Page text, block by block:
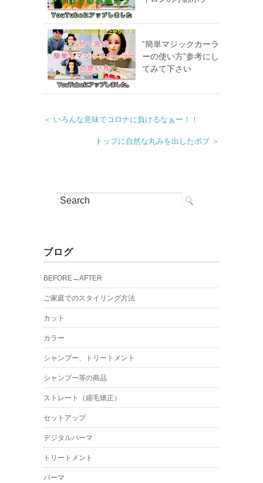
”簡単マジックカーラ
ーの使い方”参考にし
てみて下さい
＜ いろんな意味でコロナに負けるなぁー！！
トップに自然な丸みを出したボブ ＞
ブログ
BEFORE→AFTER
ご家庭でのスタイリング方法
カット
カラー
シャンプー、トリートメント
シャンプー等の商品
ストレート（縮毛矯正）
セットアップ
デジタルパーマ
トリートメント
パーマ